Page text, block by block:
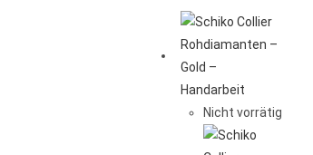
Nicht vorrätig